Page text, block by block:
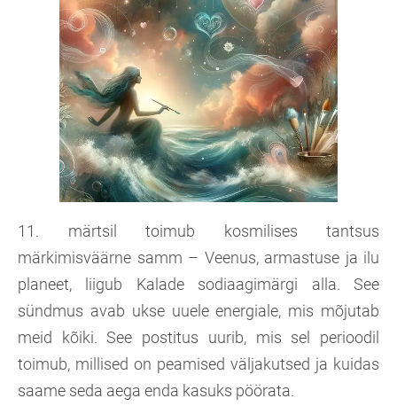
11. märtsil toimub kosmilises tantsus
märkimisväärne samm – Veenus, armastuse ja ilu
planeet, liigub Kalade sodiaagimärgi alla. See
sündmus avab ukse uuele energiale, mis mõjutab
meid kõiki. See postitus uurib, mis sel perioodil
toimub, millised on peamised väljakutsed ja kuidas
saame seda aega enda kasuks pöörata.